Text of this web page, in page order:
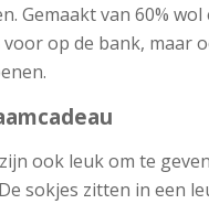
Gemaakt van 60% wol
voor op de bank, maar
ook leuk om te
sokjes zitten in een